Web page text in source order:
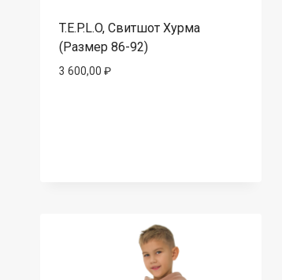
T.E.P.L.O, Свитшот Хурма
(Размер 86-92)
3 600,00 ₽